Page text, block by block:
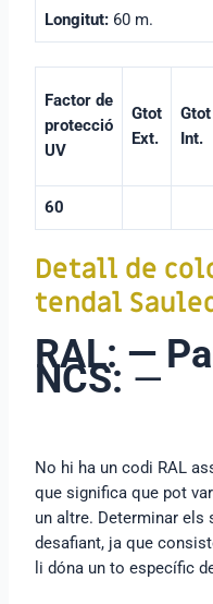
Longitut: 60 m.
Factor de
protecció
UV
Gtot
Ext.
Gtot
Int.
60
Detall de
tendal
RAL: —
NCS: —
No hi ha un codi RAL
que significa que pot
un altre. Determinar els
desafiant, ja que
li dóna un to específic